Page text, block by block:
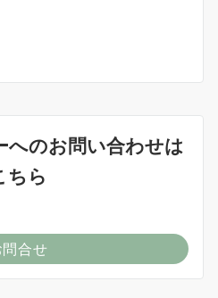
へのお問い合わせは
ちら
問合せ